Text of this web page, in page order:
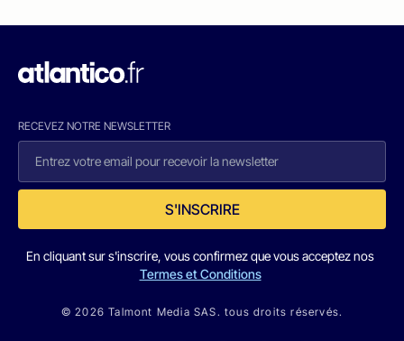
RECEVEZ NOTRE NEWSLETTER
S'INSCRIRE
En cliquant sur s'inscrire, vous confirmez que vous acceptez nos
Termes et Conditions
© 2026 Talmont Media SAS. tous droits réservés.